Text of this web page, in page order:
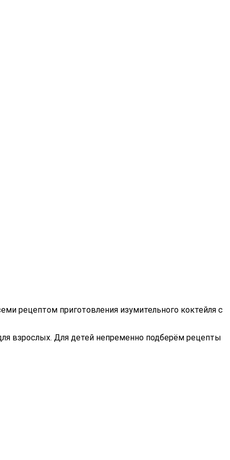
рецептом приготовления изумительного коктейля с
взрослых. Для детей непременно подберём рецепты